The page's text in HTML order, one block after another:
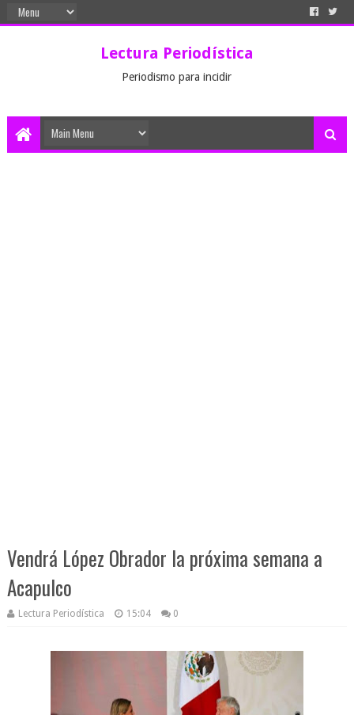
Lectura Periodística
Periodismo para incidir
Vendrá López Obrador la próxima semana a
Acapulco
Lectura Periodística 15:04 0